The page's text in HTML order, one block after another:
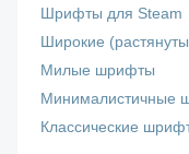
Шрифты для Steam
Широкие
Милые шрифты
Минималистичные
Классические